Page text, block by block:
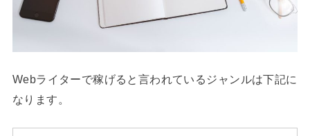
Webライターで稼げると言われているジャンルは下記に
なります。